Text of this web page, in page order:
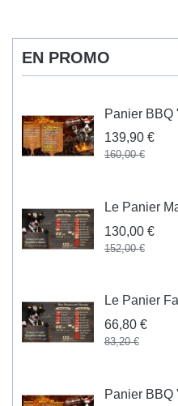
EN PROMO
Panier BBQ
139,90 €
160,00 €
Le Panier
130,00 €
152,00 €
Le Panier
66,80 €
83,20 €
Panier BBQ